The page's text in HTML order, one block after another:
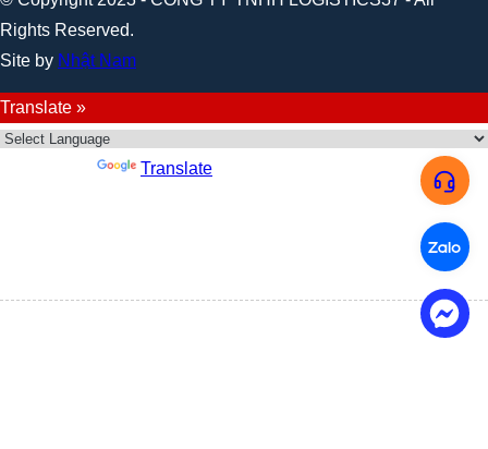
Rights Reserved.
Site by Nhật Nam
Translate »
Translate